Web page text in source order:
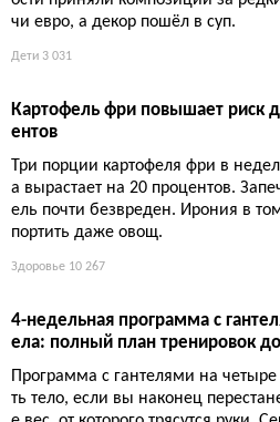
Цветная капуста вместо пионов:
омил свадебный бюджет
цветы на овощи. Невеста
чи евро, а декор пошёл в суп.